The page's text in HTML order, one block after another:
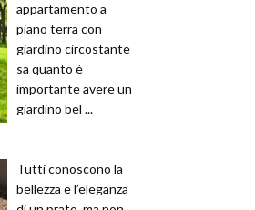
appartamento a
piano terra con
giardino circostante
sa quanto è
importante avere un
giardino bel ...
Tutti conoscono la
bellezza e l’eleganza